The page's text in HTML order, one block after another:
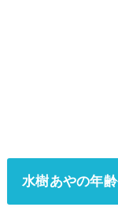
水樹あやの年